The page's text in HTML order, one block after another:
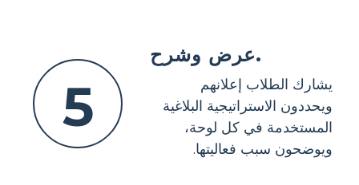
5
عرض وشرح.
يشارك الطلاب إعلانهم
ويحددون الاستراتيجية البلاغية
المستخدمة في كل لوحة،
ويوضحون سبب فعاليتها.